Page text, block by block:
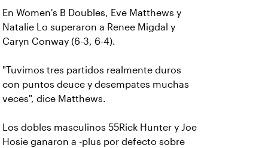
En Women's B Doubles, Eve Matthews y
Natalie Lo superaron a Renee Migdal y
Caryn Conway (6-3, 6-4).
"Tuvimos tres partidos realmente duros
con puntos deuce y desempates muchas
veces", dice Matthews.
Los dobles masculinos 55Rick Hunter y Joe
Hosie ganaron a -plus por defecto sobre